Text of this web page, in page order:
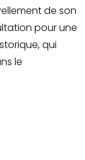
de son
pour une
qui
le